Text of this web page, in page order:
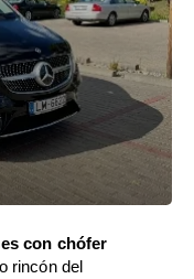
con chófer
rincón del